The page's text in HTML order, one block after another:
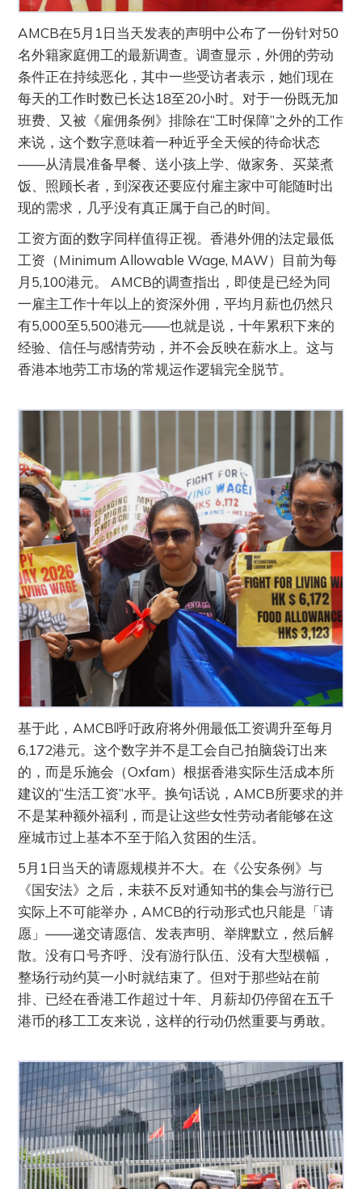
AMCB在5月1日当天发表的声明中公布了一份针对50
名外籍家庭佣工的最新调查。调查显示，外佣的劳动
条件正在持续恶化，其中一些受访者表示，她们现在
每天的工作时数已长达18至20小时。对于一份既无加
班费、又被《雇佣条例》排除在“工时保障”之外的工作
来说，这个数字意味着一种近乎全天候的待命状态
——从清晨准备早餐、送小孩上学、做家务、买菜煮
饭、照顾长者，到深夜还要应付雇主家中可能随时出
现的需求，几乎没有真正属于自己的时间。
工资方面的数字同样值得正视。香港外佣的法定最低
工资（Minimum Allowable Wage, MAW）目前为每
月5,100港元。 AMCB的调查指出，即使是已经为同
一雇主工作十年以上的资深外佣，平均月薪也仍然只
有5,000至5,500港元——也就是说，十年累积下来的
经验、信任与感情劳动，并不会反映在薪水上。这与
香港本地劳工市场的常规运作逻辑完全脱节。
基于此，AMCB呼吁政府将外佣最低工资调升至每月
6,172港元。这个数字并不是工会自己拍脑袋订出来
的，而是乐施会（Oxfam）根据香港实际生活成本所
建议的“生活工资”水平。换句话说，AMCB所要求的并
不是某种额外福利，而是让这些女性劳动者能够在这
座城市过上基本不至于陷入贫困的生活。
5月1日当天的请愿规模并不大。在《公安条例》与
《国安法》之后，未获不反对通知书的集会与游行已
实际上不可能举办，AMCB的行动形式也只能是「请
愿」——递交请愿信、发表声明、举牌默立，然后解
散。没有口号齐呼、没有游行队伍、没有大型横幅，
整场行动约莫一小时就结束了。但对于那些站在前
排、已经在香港工作超过十年、月薪却仍停留在五千
港币的移工工友来说，这样的行动仍然重要与勇敢。